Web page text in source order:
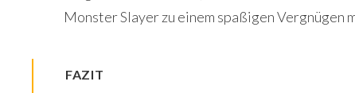
Monster Slayer zu einem spaßigen Vergnügen
FAZIT